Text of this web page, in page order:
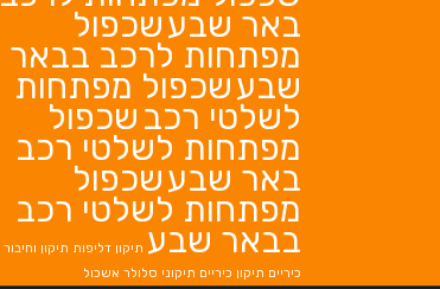
באר שבעשכפול
מפתחות לרכב בבאר
שבעשכפול מפתחות
לשלטי רכב שכפול
מפתחות לשלטי רכב
באר שבעשכפול
מפתחות לשלטי רכב
בבאר שבע תיקון דליפות תיקון וחיבור
כיריים תיקון כיריים תיקוני סלולר אשכול